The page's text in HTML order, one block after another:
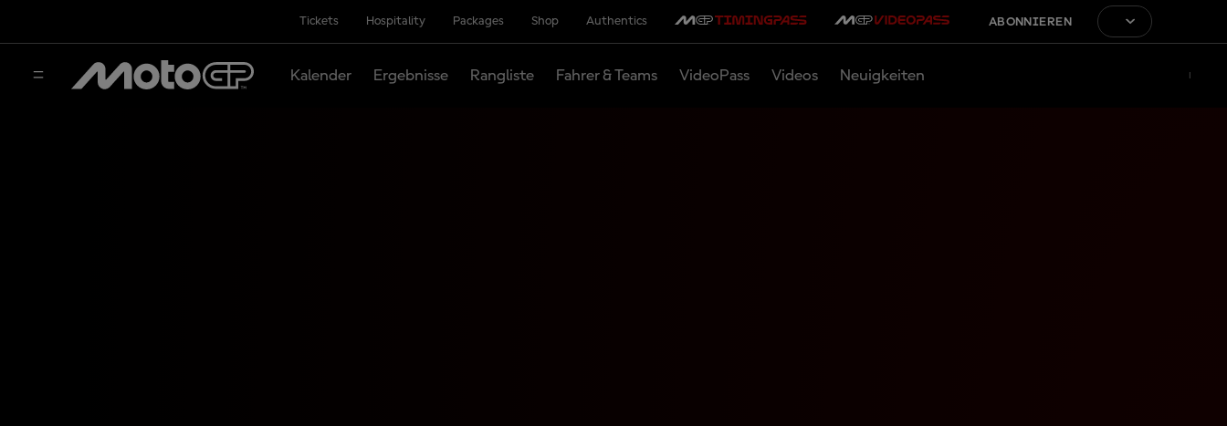
Tickets Hospitality Packages Shop Authentics ABONNIEREN
Kalender Ergebnisse Rangliste Fahrer & Teams VideoPass Videos Neuigkeiten